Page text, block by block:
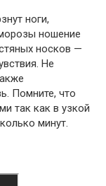
ноги,
ношение
носков —
Не
Помните, что
так как в узкой
минут.